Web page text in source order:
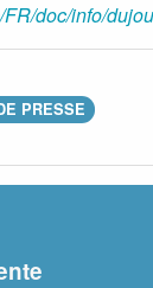
doc/info/
PRESSE